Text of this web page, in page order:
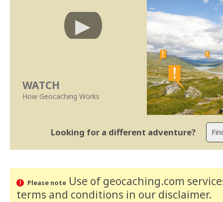
WATCH
How Geocaching Works
Looking for a different adventure?
Please noteUse of geocaching.com
terms and conditions in our disclaimer.